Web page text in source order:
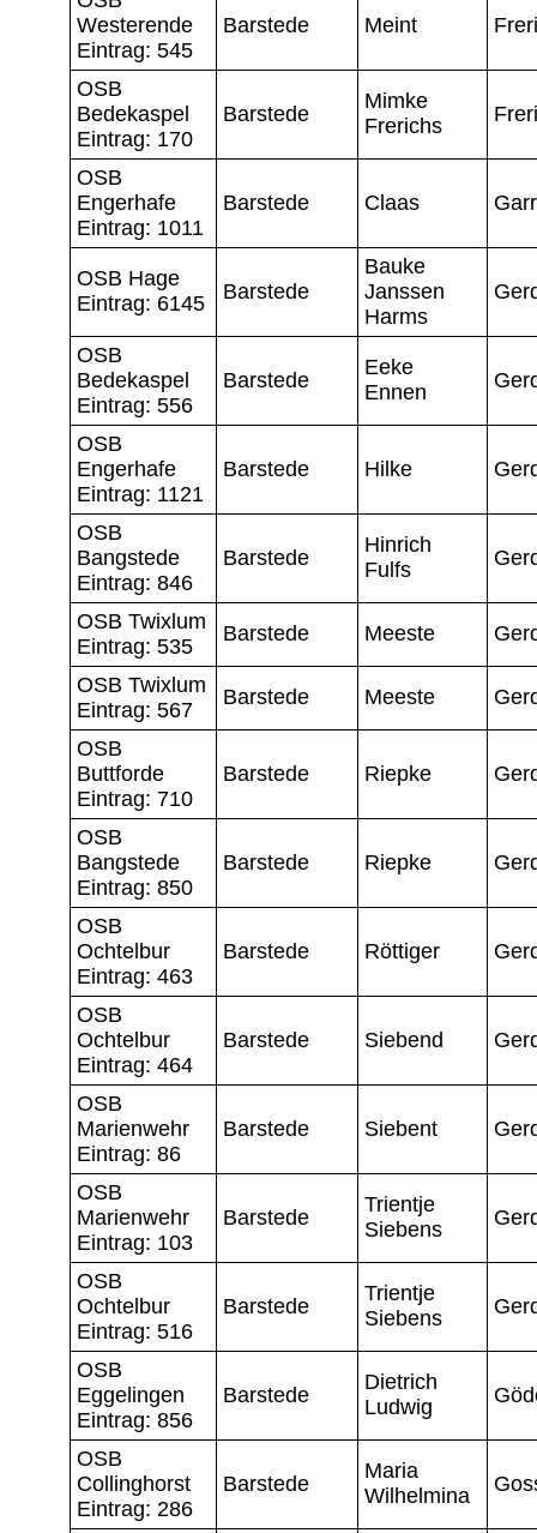
Westerende
Eintrag: 545
Barstede Meint
OSB
Bedekaspel
Eintrag: 170
Barstede
Mimke
Frerichs
OSB
Engerhafe
Eintrag: 1011
Barstede Claas
OSB Hage
Eintrag: 6145
Barstede
Bauke
Janssen
Harms
OSB
Bedekaspel
Eintrag: 556
Barstede
Eeke
Ennen
OSB
Engerhafe
Eintrag: 1121
Barstede Hilke
OSB
Bangstede
Eintrag: 846
Barstede
Hinrich
Fulfs
OSB Twixlum
Eintrag: 535
Barstede Meeste
OSB Twixlum
Eintrag: 567
Barstede Meeste
OSB
Buttforde
Eintrag: 710
Barstede Riepke
OSB
Bangstede
Eintrag: 850
Barstede Riepke
OSB
Ochtelbur
Eintrag: 463
Barstede Röttiger
OSB
Ochtelbur
Eintrag: 464
Barstede Siebend
OSB
Marienwehr
Eintrag: 86
Barstede Siebent
OSB
Marienwehr
Eintrag: 103
Barstede
Trientje
Siebens
OSB
Ochtelbur
Eintrag: 516
Barstede
Trientje
Siebens
OSB
Eggelingen
Eintrag: 856
Barstede
Dietrich
Ludwig
OSB
Collinghorst
Eintrag: 286
Barstede
Maria
Wilhelmina